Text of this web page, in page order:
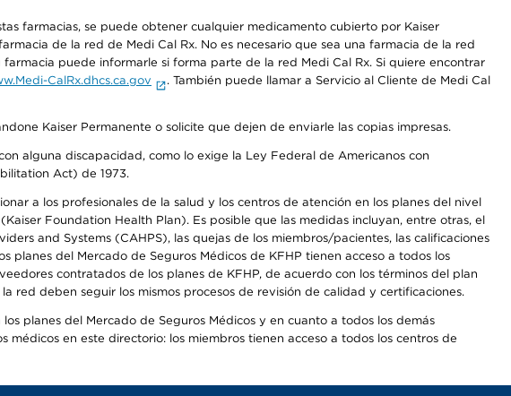
farmacias, se puede obtener cualquier medicamento cubierto por Kaiser
de la red de Medi Cal Rx. No es necesario que sea una farmacia de la red
puede informarle si forma parte de la red Medi Cal Rx. Si quiere encontrar
CalRx.dhcs.ca.gov
. También puede llamar a Servicio al Cliente de Medi Cal
Kaiser Permanente o solicite que dejen de enviarle las copias impresas.
alguna discapacidad, como lo exige la Ley Federal de Americanos con
Act) de 1973.
a los profesionales de la salud y los centros de atención en los planes del nivel
Foundation Health Plan). Es posible que las medidas incluyan, entre otras, el
and Systems (CAHPS), las quejas de los miembros/pacientes, las calificaciones
del Mercado de Seguros Médicos de KFHP tienen acceso a todos los
contratados de los planes de KFHP, de acuerdo con los términos del plan
red deben seguir los mismos procesos de revisión de calidad y certificaciones.
planes del Mercado de Seguros Médicos y en cuanto a todos los demás
en este directorio: los miembros tienen acceso a todos los centros de